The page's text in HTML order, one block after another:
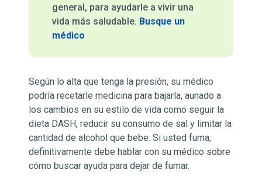
general, para ayudarle a vivir una
vida más saludable. Busque un
médico
Según lo alta que tenga la presión, su médico
podría recetarle medicina para bajarla, aunado a
los cambios en su estilo de vida como seguir la
dieta DASH, reducir su consumo de sal y limitar la
cantidad de alcohol que bebe. Si usted fuma,
definitivamente debe hablar con su médico sobre
cómo buscar ayuda para dejar de fumar.